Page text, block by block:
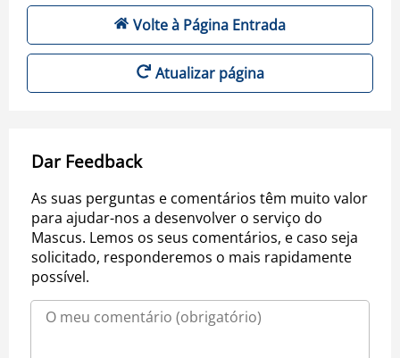
Volte à Página Entrada
Atualizar página
Dar Feedback
As suas perguntas e comentários têm muito valor
para ajudar-nos a desenvolver o serviço do
Mascus. Lemos os seus comentários, e caso seja
solicitado, responderemos o mais rapidamente
possível.